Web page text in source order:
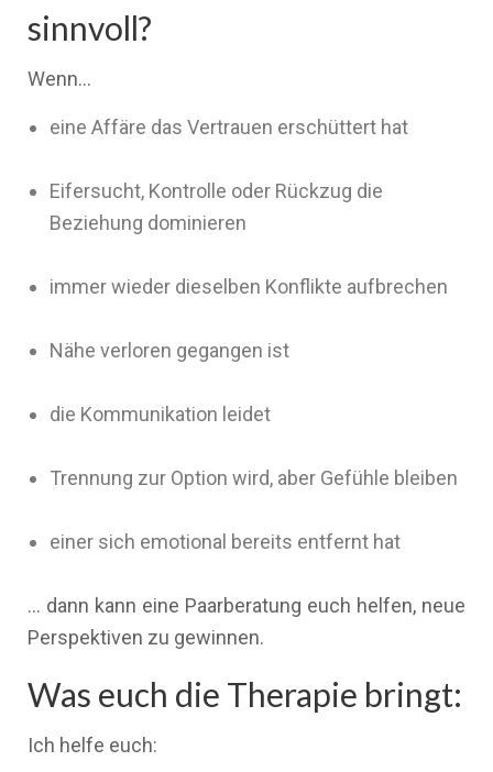
sinnvoll?
Wenn…
eine Affäre das Vertrauen erschüttert hat
Eifersucht, Kontrolle oder Rückzug die
Beziehung dominieren
immer wieder dieselben Konflikte aufbrechen
Nähe verloren gegangen ist
die Kommunikation leidet
Trennung zur Option wird, aber Gefühle bleiben
einer sich emotional bereits entfernt hat
… dann kann eine Paarberatung euch helfen, neue
Perspektiven zu gewinnen.
Was euch die Therapie bringt:
Ich helfe euch: